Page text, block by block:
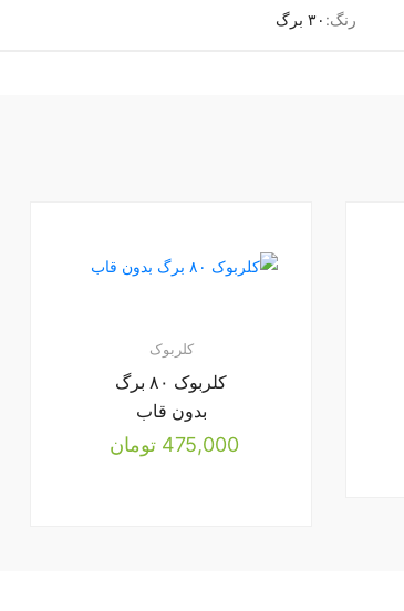
۳۰ برگ رنگ:
کلربوک
کلربوک ۸۰ برگ
بدون قاب
475,000 تومان